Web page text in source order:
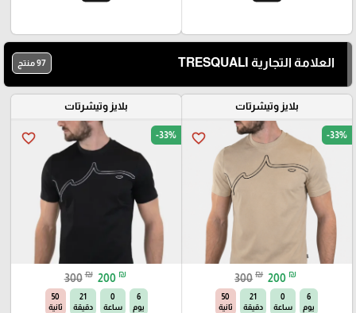
العلامة التجارية TRESQUALI 97 منتج
بلايز وتيشرتات
favorite_border -33%
300 ₪ 200 ₪
6
يوم
0
ساعة
21
دقيقة
49
ثانية
بلايز وتيشرتات
favorite_border -33%
300 ₪ 200 ₪
6
يوم
0
ساعة
21
دقيقة
49
ثانية